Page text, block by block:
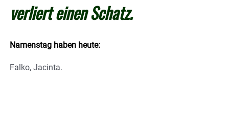
verliert einen Schatz.
Namenstag haben heute:
Falko, Jacinta.